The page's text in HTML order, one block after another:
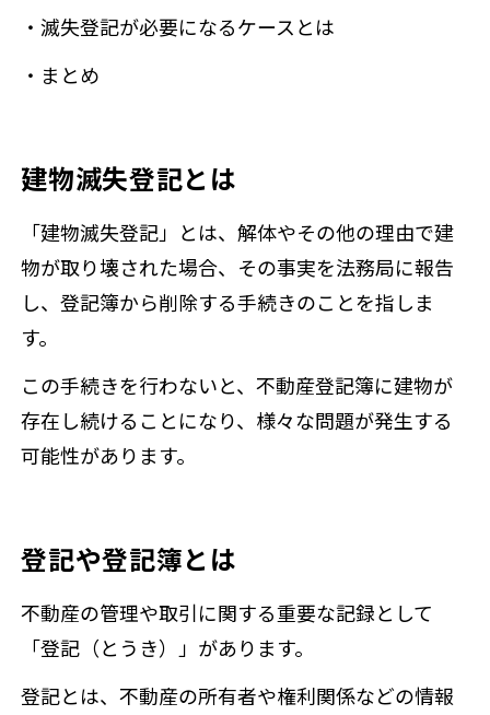
・滅失登記が必要になるケースとは
・まとめ
建物滅失登記とは
「建物滅失登記」とは、解体やその他の理由で建
物が取り壊された場合、その事実を法務局に報告
し、登記簿から削除する手続きのことを指しま
す。
この手続きを行わないと、不動産登記簿に建物が
存在し続けることになり、様々な問題が発生する
可能性があります。
登記や登記簿とは
不動産の管理や取引に関する重要な記録として
「登記（とうき）」があります。
登記とは、不動産の所有者や権利関係などの情報